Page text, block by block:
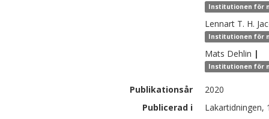
Institutionen för
Lennart T. H.
Institutionen för
Mats Dehlin |
Institutionen för
Publikationsår
2020
Publicerad i
Lakartidningen,